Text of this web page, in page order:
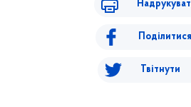
Поділитися
Твітнути